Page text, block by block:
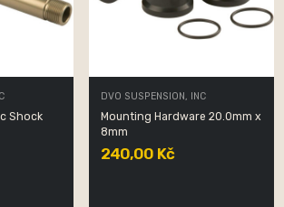
Shock
DVO SUSPENSION, INC
Mounting Hardware 20.0mm x
8mm
240,00 Kč